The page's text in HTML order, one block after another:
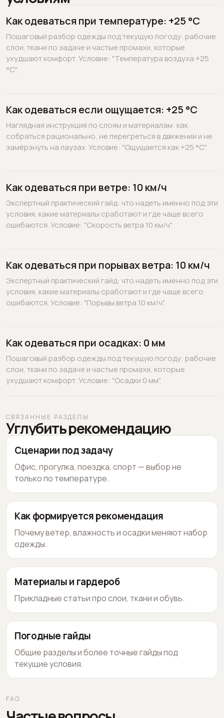
Как одеваться при температуре: +25 °C
Пошаговый разбор одежды под текущую погоду: рабочие
слои, ткани по задаче и частые промахи, которые
ухудшают комфорт. Условие: "Температура воздуха +25
°C".
Как одеваться если ощущается: +25 °C
Наглядная инструкция по слоям и материалам: как
собраться рационально, не перегреться в движении и не
замёрзнуть на паузах. Условие: "Ощущается как +25 °C".
Как одеваться при ветре: 10 км/ч
Экспертный практический гайд: что надеть именно под эти
условия, какие материалы сработают и где чаще всего
ошибаются. Условие: "Скорость ветра 10 км/ч".
Как одеваться при порывах ветра: 10 км/ч
Экспертный практический гайд: что надеть именно под эти
условия, какие материалы сработают и где чаще всего
ошибаются. Условие: "Порывы ветра 10 км/ч".
Как одеваться при осадках: 0 мм
Пошаговый разбор одежды под текущую погоду: рабочие
слои, ткани по задаче и частые промахи, которые
ухудшают комфорт. Условие: "Осадки 0 мм".
СВЯЗАННЫЕ РАЗДЕЛЫ
Углубить рекомендацию
Сценарии под задачу
Офис, прогулка, поездка, спорт — выбор не
только по температуре.
Как формируется рекомендация
Почему ветер, влажность и осадки меняют набор
одежды.
Материалы и гардероб
Прикладные статьи про слои, ткани и обувь.
Погодные гайды
Общие разделы и более точные гайды под
текущие условия.
FAQ